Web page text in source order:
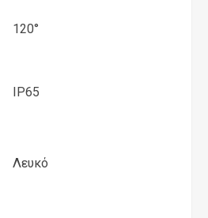
120°
IP65
Λευκό